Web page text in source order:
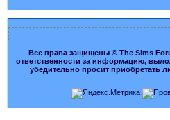
Все права защищены © The Sims
ответственности за информацию,
убедительно просит приобретать